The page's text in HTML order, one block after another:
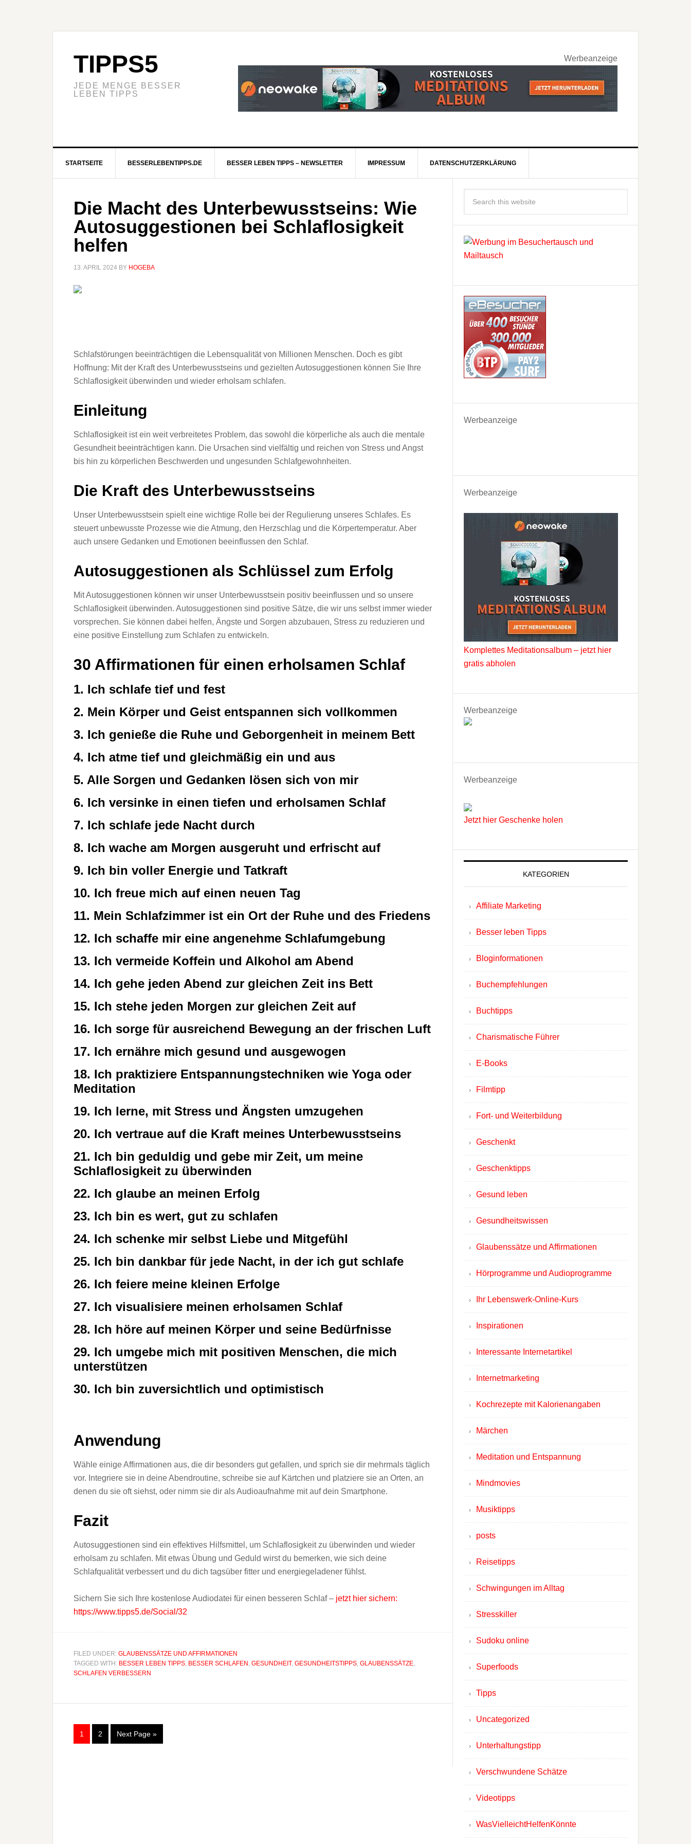
TIPPS5
JEDE MENGE BESSER
LEBEN TIPPS
Werbeanzeige
STARTSEITE BESSERLEBENTIPPS.DE BESSER LEBEN TIPPS – NEWSLETTER IMPRESSUM DATENSCHUTZERKLÄRUNG
Die Macht des Unterbewusstseins: Wie
Autosuggestionen bei Schlaflosigkeit
helfen
13. APRIL 2024 BY HOGEBA
Schlafstörungen beeinträchtigen die Lebensqualität von Millionen Menschen. Doch es gibt
Hoffnung: Mit der Kraft des Unterbewusstseins und gezielten Autosuggestionen können Sie Ihre
Schlaflosigkeit überwinden und wieder erholsam schlafen.
Einleitung
Schlaflosigkeit ist ein weit verbreitetes Problem, das sowohl die körperliche als auch die mentale
Gesundheit beeinträchtigen kann. Die Ursachen sind vielfältig und reichen von Stress und Angst
bis hin zu körperlichen Beschwerden und ungesunden Schlafgewohnheiten.
Die Kraft des Unterbewusstseins
Unser Unterbewusstsein spielt eine wichtige Rolle bei der Regulierung unseres Schlafes. Es
steuert unbewusste Prozesse wie die Atmung, den Herzschlag und die Körpertemperatur. Aber
auch unsere Gedanken und Emotionen beeinflussen den Schlaf.
Autosuggestionen als Schlüssel zum Erfolg
Mit Autosuggestionen können wir unser Unterbewusstsein positiv beeinflussen und so unsere
Schlaflosigkeit überwinden. Autosuggestionen sind positive Sätze, die wir uns selbst immer wieder
vorsprechen. Sie können dabei helfen, Ängste und Sorgen abzubauen, Stress zu reduzieren und
eine positive Einstellung zum Schlafen zu entwickeln.
30 Affirmationen für einen erholsamen Schlaf
1. Ich schlafe tief und fest
2. Mein Körper und Geist entspannen sich vollkommen
3. Ich genieße die Ruhe und Geborgenheit in meinem Bett
4. Ich atme tief und gleichmäßig ein und aus
5. Alle Sorgen und Gedanken lösen sich von mir
6. Ich versinke in einen tiefen und erholsamen Schlaf
7. Ich schlafe jede Nacht durch
8. Ich wache am Morgen ausgeruht und erfrischt auf
9. Ich bin voller Energie und Tatkraft
10. Ich freue mich auf einen neuen Tag
11. Mein Schlafzimmer ist ein Ort der Ruhe und des Friedens
12. Ich schaffe mir eine angenehme Schlafumgebung
13. Ich vermeide Koffein und Alkohol am Abend
14. Ich gehe jeden Abend zur gleichen Zeit ins Bett
15. Ich stehe jeden Morgen zur gleichen Zeit auf
16. Ich sorge für ausreichend Bewegung an der frischen Luft
17. Ich ernähre mich gesund und ausgewogen
18. Ich praktiziere Entspannungstechniken wie Yoga oder
Meditation
19. Ich lerne, mit Stress und Ängsten umzugehen
20. Ich vertraue auf die Kraft meines Unterbewusstseins
21. Ich bin geduldig und gebe mir Zeit, um meine
Schlaflosigkeit zu überwinden
22. Ich glaube an meinen Erfolg
23. Ich bin es wert, gut zu schlafen
24. Ich schenke mir selbst Liebe und Mitgefühl
25. Ich bin dankbar für jede Nacht, in der ich gut schlafe
26. Ich feiere meine kleinen Erfolge
27. Ich visualisiere meinen erholsamen Schlaf
28. Ich höre auf meinen Körper und seine Bedürfnisse
29. Ich umgebe mich mit positiven Menschen, die mich
unterstützen
30. Ich bin zuversichtlich und optimistisch
Anwendung
Wähle einige Affirmationen aus, die dir besonders gut gefallen, und sprich sie dir mehrmals täglich
vor. Integriere sie in deine Abendroutine, schreibe sie auf Kärtchen und platziere sie an Orten, an
denen du sie oft siehst, oder nimm sie dir als Audioaufnahme mit auf dein Smartphone.
Fazit
Autosuggestionen sind ein effektives Hilfsmittel, um Schlaflosigkeit zu überwinden und wieder
erholsam zu schlafen. Mit etwas Übung und Geduld wirst du bemerken, wie sich deine
Schlafqualität verbessert und du dich tagsüber fitter und energiegeladener fühlst.
Sichern Sie sich Ihre kostenlose Audiodatei für einen besseren Schlaf – jetzt hier sichern:
https://www.tipps5.de/Social/32
FILED UNDER: GLAUBENSSÄTZE UND AFFIRMATIONEN
TAGGED WITH: BESSER LEBEN TIPPS, BESSER SCHLAFEN , GESUNDHEIT, GESUNDHEITSTIPPS, GLAUBENSSÄTZE,
SCHLAFEN VERBESSERN
1 2 Next Page »
Werbeanzeige
Werbeanzeige
Komplettes Meditationsalbum – jetzt hier
gratis abholen
Werbeanzeige
Werbeanzeige
Jetzt hier Geschenke holen
KATEGORIEN
Affiliate Marketing
Besser leben Tipps
Bloginformationen
Buchempfehlungen
Buchtipps
Charismatische Führer
E-Books
Filmtipp
Fort- und Weiterbildung
Geschenkt
Geschenktipps
Gesund leben
Gesundheitswissen
Glaubenssätze und Affirmationen
Hörprogramme und Audioprogramme
Ihr Lebenswerk-Online-Kurs
Inspirationen
Interessante Internetartikel
Internetmarketing
Kochrezepte mit Kalorienangaben
Märchen
Meditation und Entspannung
Mindmovies
Musiktipps
posts
Reisetipps
Schwingungen im Alltag
Stresskiller
Sudoku online
Superfoods
Tipps
Uncategorized
Unterhaltungstipp
Verschwundene Schätze
Videotipps
WasVielleichtHelfenKönnte